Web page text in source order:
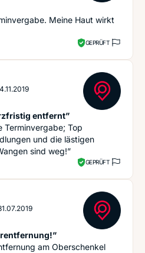
Meine Haut wirkt
GEPRÜFT
entfernt”
Terminvergabe; Top
und die lästigen
sind weg!”
GEPRÜFT
am Oberschenkel